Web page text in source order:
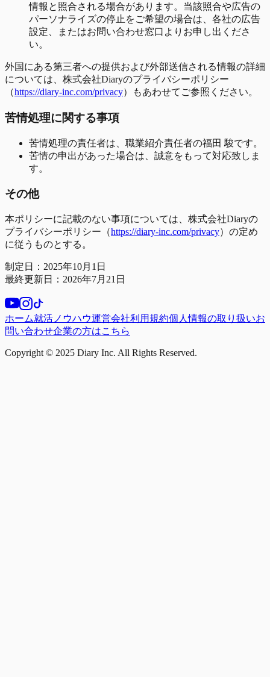
情報と照合される場合があります。当該照合や広告の
パーソナライズの停止をご希望の場合は、各社の広告
設定、またはお問い合わせ窓口よりお申し出くださ
い。
外国にある第三者への提供および外部送信される情報の詳細
については、株式会社Diaryのプライバシーポリシー
（https://diary-inc.com/privacy）もあわせてご参照ください。
苦情処理に関する事項
苦情処理の責任者は、職業紹介責任者の福田 駿です。
苦情の申出があった場合は、誠意をもって対応致しま
す。
その他
本ポリシーに記載のない事項については、株式会社Diaryの
プライバシーポリシー（https://diary-inc.com/privacy）の定め
に従うものとする。
制定日：2025年10月1日
最終更新日：2026年7月21日
ホーム就活ノウハウ運営会社利用規約個人情報の取り扱いお
問い合わせ企業の方はこちら
Copyright © 2025 Diary Inc. All Rights Reserved.